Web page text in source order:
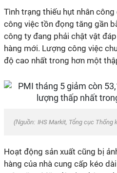
Tình trạng thiếu hụt nhân
công việc tồn đọng tăng gần
công ty đang phải chật vật
hàng mới. Lượng công việc
độ cao nhất trong hơn một
(Nguồn: IHS Markit, Tổng cục Thống
Hoạt động sản xuất cũng bị
hàng của nhà cung cấp kéo